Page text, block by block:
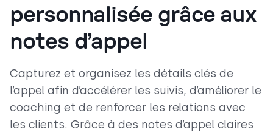
personnalisée grâce aux
notes d’appel
Capturez et organisez les détails clés de
l’appel afin d’accélérer les suivis, d’améliorer le
coaching et de renforcer les relations avec
les clients. Grâce à des notes d’appel claires